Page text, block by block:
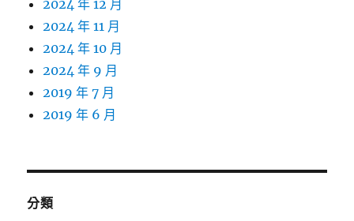
2024 年 12 月
2024 年 11 月
2024 年 10 月
2024 年 9 月
2019 年 7 月
2019 年 6 月
分類